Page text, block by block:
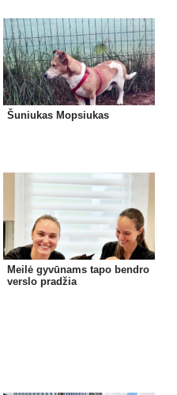
Šuniukas Mopsiukas
Meilė gyvūnams tapo bendro
verslo pradžia